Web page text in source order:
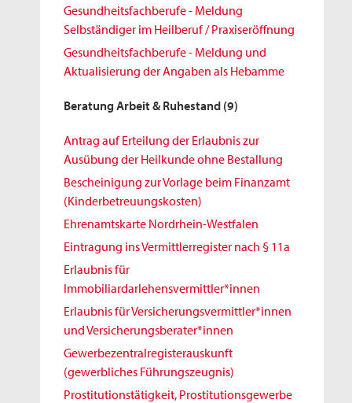
Gesundheitsfachberufe - Meldung
Selbständiger im Heilberuf / Praxiseröffnung
Gesundheitsfachberufe - Meldung und
Aktualisierung der Angaben als Hebamme
Beratung Arbeit & Ruhestand (9)
Antrag auf Erteilung der Erlaubnis zur
Ausübung der Heilkunde ohne Bestallung
Bescheinigung zur Vorlage beim Finanzamt
(Kinderbetreuungskosten)
Ehrenamtskarte Nordrhein-Westfalen
Eintragung ins Vermittlerregister nach § 11a
Erlaubnis für
Immobiliardarlehensvermittler*innen
Erlaubnis für Versicherungsvermittler*innen
und Versicherungsberater*innen
Gewerbezentralregisterauskunft
(gewerbliches Führungszeugnis)
Prostitutionstätigkeit, Prostitutionsgewerbe